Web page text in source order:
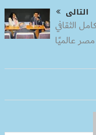
التالى
الثقافي
عالميًا